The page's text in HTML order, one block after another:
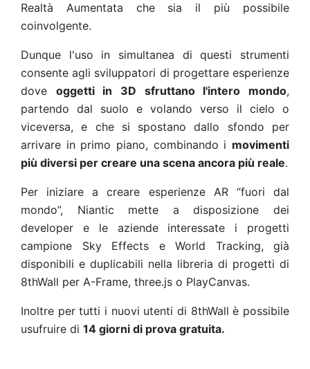
Realtà Aumentata che sia il più possibile
coinvolgente.
Dunque l'uso in simultanea di questi strumenti
consente agli sviluppatori di progettare esperienze
dove oggetti in 3D sfruttano l'intero mondo,
partendo dal suolo e volando verso il cielo o
viceversa, e che si spostano dallo sfondo per
arrivare in primo piano, combinando i movimenti
più diversi per creare una scena ancora più reale.
Per iniziare a creare esperienze AR “fuori dal
mondo”, Niantic mette a disposizione dei
developer e le aziende interessate i progetti
campione Sky Effects e World Tracking, già
disponibili e duplicabili nella libreria di progetti di
8thWall per A-Frame, three.js o PlayCanvas.
Inoltre per tutti i nuovi utenti di 8thWall è possibile
usufruire di 14 giorni di prova gratuita.